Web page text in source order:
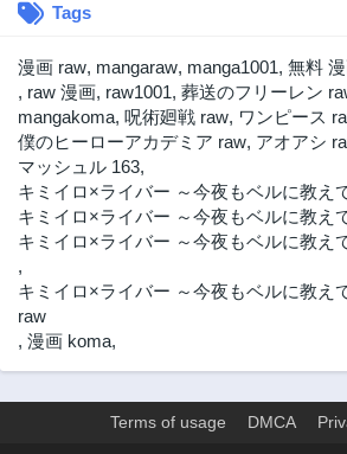
第29.2話
第28.3話
3ヶ月前
第28.2話
3ヶ月前
第28.1話
3ヶ月前
第27.2話
第27.1話
3ヶ月前
第26.3話
3ヶ月前
3ヶ月前 3ヶ月前
第25.2話
3ヶ月前
3ヶ月前
Tags
漫画 raw, mangaraw, manga1001, 無料
, raw 漫画, raw1001, 葬送のフリーレン
mangakoma, 呪術廻戦 raw, ワンピース
僕のヒーローアカデミア raw, アオアシ
マッシュル 163,
キミイロ×ライバー ～今夜もベルに教え
キミイロ×ライバー ～今夜もベルに教え
キミイロ×ライバー ～今夜もベルに教え
,
キミイロ×ライバー ～今夜もベルに教え
raw
, 漫画 koma,
Terms of usage DMCA